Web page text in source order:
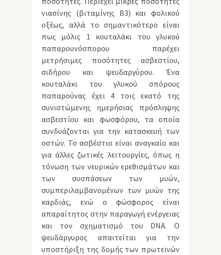
νιασίνης (βιταμίνης Β3) και φολικού
οξέως, αλλά το σημαντικότερο είναι
πως μόλις 1 κουταλάκι του γλυκού
παπαρουνόσπορου παρέχει
μετρήσιμες ποσότητες ασβεστίου,
σιδήρου και ψευδαργύρου. Ένα
κουταλάκι του γλυκού σπόρους
παπαρούνας έχει 4 τοις εκατό της
συνιστώμενης ημερήσιας πρόσληψης
ασβεστίου και φωσφόρου, τα οποία
συνδυάζονται για την κατασκευή των
οστών. Το ασβέστιο είναι αναγκαίο και
για άλλες ζωτικές λειτουργίες, όπως η
τόνωση των νευρικών ερεθισμάτων και
των συσπάσεων των μυών,
συμπεριλαμβανομένων των μυών της
καρδιάς, ενώ ο φώσφορος είναι
απαραίτητος στην παραγωγή ενέργειας
και τον σχηματισμό του DNA. Ο
ψευδάργυρος απαιτείται για την
υποστήριξη της δομής των πρωτεϊνών